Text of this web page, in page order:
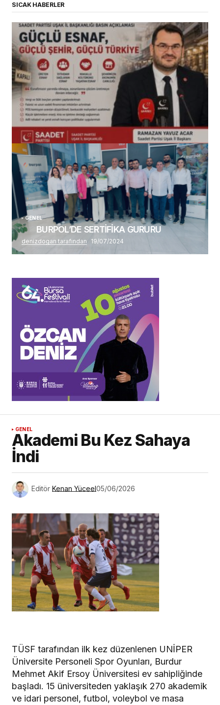
SICAK HABERLER
(başlıksız)
Alaattin Karahan tarafından 14/07/2026
GENEL
BURPOL’DE SERTİFİKA GURURU
denizdogan tarafından 19/07/2024
GENEL
Akademi Bu Kez Sahaya
İndi
Editör Kenan Yüceel05/06/2026
TÜSF tarafından ilk kez düzenlenen UNİPER
Üniversite Personeli Spor Oyunları, Burdur
Mehmet Akif Ersoy Üniversitesi ev sahipliğinde
başladı. 15 üniversiteden yaklaşık 270 akademik
ve idari personel, futbol, voleybol ve masa